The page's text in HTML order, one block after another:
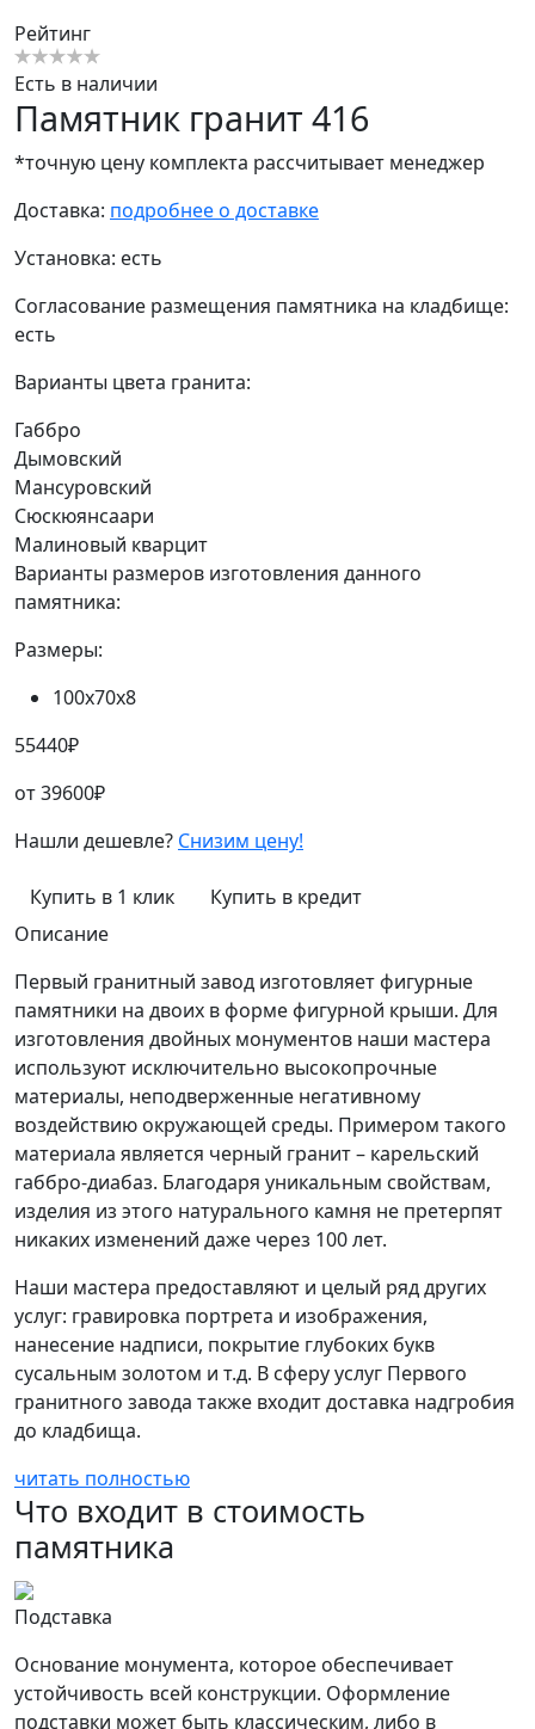
Рейтинг
Есть в наличии
Памятник гранит 416
*точную цену комплекта рассчитывает менеджер
Доставка: подробнее о доставке
Установка: есть
Согласование размещения памятника на кладбище:
есть
Варианты цвета гранита:
Габбро
Дымовский
Мансуровский
Сюскюянсаари
Малиновый кварцит
Варианты размеров изготовления данного
памятника:
Размеры:
100х70х8
55440₽
от39600₽
Нашли дешевле? Снизим цену!
Купить в 1 клик
Купить в кредит
Описание
Первый гранитный завод изготовляет фигурные
памятники на двоих в форме фигурной крыши. Для
изготовления двойных монументов наши мастера
используют исключительно высокопрочные
материалы, неподверженные негативному
воздействию окружающей среды. Примером такого
материала является черный гранит – карельский
габбро-диабаз. Благодаря уникальным свойствам,
изделия из этого натурального камня не претерпят
никаких изменений даже через 100 лет.
Наши мастера предоставляют и целый ряд других
услуг: гравировка портрета и изображения,
нанесение надписи, покрытие глубоких букв
сусальным золотом и т.д. В сферу услуг Первого
гранитного завода также входит доставка надгробия
до кладбища.
читать полностью
Что входит в стоимость
памятника
Подставка
Основание монумента, которое обеспечивает
устойчивость всей конструкции. Оформление
подставки может быть классическим, либо в